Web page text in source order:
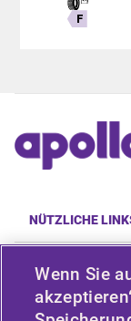
F
NÜTZLICHE
RICHTLINIE
Wenn Sie